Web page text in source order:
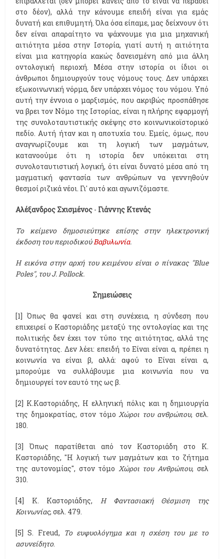
στο δέον), αλλά την κάνουμε επειδή είναι για εμάς
δυνατή και επιθυμητή. Όλα όσα είπαμε, μας δείχνουν ότι
δεν είναι απαραίτητο να ψάχνουμε για μια μηχανική
αιτιότητα μέσα στην Ιστορία, γιατί αυτή η αιτιότητα
είναι μια κατηγορία κακώς δανεισμένη από μια άλλη
οντολογική περιοχή. Μέσα στην ιστορία οι ίδιοι οι
άνθρωποι δημιουργούν τους νόμους τους. Δεν υπάρχει
εξωκοινωνική νόρμα, δεν υπάρχει νόμος του νόμου. Υπό
αυτή την έννοια ο μαρξισμός, που ακριβώς προσπάθησε
να βρει τον Νόμο της Ιστορίας, είναι η πλήρης εφαρμογή
της συνολοταυτιστικής σκέψης στο κοινωνικοϊστορικό
πεδίο. Αυτή ήταν και η αποτυχία του. Εμείς, όμως, που
αναγνωρίζουμε και τη λογική των μαγμάτων,
κατανοούμε ότι η ιστορία δεν υπόκειται στη
συνολοταυτιστική λογική, ότι είναι δυνατό μέσα από τη
μαγματική φαντασία των ανθρώπων να γεννηθούν
θεσμοί ριζικά νέοι. Γι' αυτό και αγωνιζόμαστε.
Αλέξανδρος Σχισμένος - Γιάννης Κτενάς
Το κείμενο δημοσιεύτηκε επίσης στην ηλεκτρονική
έκδοση του περιοδικού Βαβυλωνία.
Η εικόνα στην αρχή του κειμένου είναι ο πίνακας "Blue
Poles", του J. Pollock.
Σημειώσεις
[1] Όπως θα φανεί και στη συνέχεια, η σύνδεση που
επιχειρεί ο Καστοριάδης μεταξύ της οντολογίας και της
πολιτικής δεν έχει τον τύπο της αιτιότητας, αλλά της
δυνατότητας. Δεν λέει: επειδή το Είναι είναι α, πρέπει η
κοινωνία να είναι β, αλλά: αφού το Είναι είναι α,
μπορούμε να συλλάβουμε μια κοινωνία που να
δημιουργεί τον εαυτό της ως β.
[2] Κ.Καστοριάδης, Η ελληνική πόλις και η δημιουργία
της δημοκρατίας, στον τόμο Χώροι του ανθρώπου, σελ.
180.
[3] Όπως παρατίθεται από τον Καστοριάδη στο Κ.
Καστοριάδης, "Η λογική των μαγμάτων και το ζήτημα
της αυτονομίας", στον τόμο Χώροι του Ανθρώπου, σελ
310.
[4] Κ. Καστοριάδης,
Η Φαντασιακή Θέσμιση της
Κοινωνίας, σελ. 479.
[5] S. Freud, Το ευφυολόγημα και η σχέση του με το
ασυνείδητο.